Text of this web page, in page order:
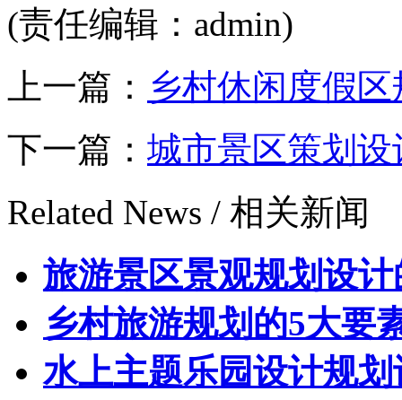
(责任编辑：admin)
上一篇： 乡村休闲度假
下一篇： 城市景区策划
Related News / 相关新闻
旅游景区景观规划设计
乡村旅游规划的5大要
水上主题乐园设计规划